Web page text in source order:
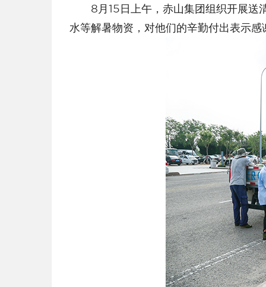
8月15日上午，赤山集团组织开展送清
水等解暑物资，对他们的辛勤付出表示感